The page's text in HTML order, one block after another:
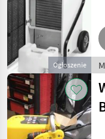
Ogłoszenie